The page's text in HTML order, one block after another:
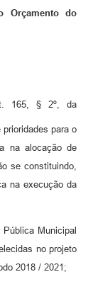
Orçamento do
165, § 2º, da
para o
na alocação de
se constituindo,
na execução da
Municipal
no projeto
2018 / 2021;